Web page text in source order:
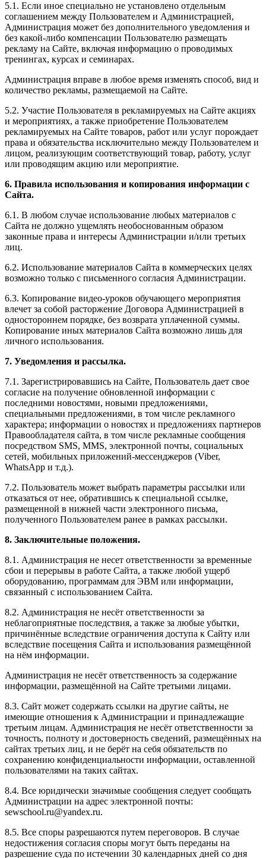
5.1. Если иное специально не установлено отдельным
соглашением между Пользователем и Администрацией,
Администрация может без дополнительного уведомления и
без какой-либо компенсации Пользователю размещать
рекламу на Сайте, включая информацию о проводимых
тренингах, курсах и семинарах.
Администрация вправе в любое время изменять способ, вид и
количество рекламы, размещаемой на Сайте.
5.2. Участие Пользователя в рекламируемых на Сайте акциях
и мероприятиях, а также приобретение Пользователем
рекламируемых на Сайте товаров, работ или услуг порождает
права и обязательства исключительно между Пользователем и
лицом, реализующим соответствующий товар, работу, услуг
или проводящим акцию или мероприятие.
6. Правила использования и копирования информации с
Сайта.
6.1. В любом случае использование любых материалов с
Сайта не должно ущемлять необоснованным образом
законные права и интересы Администрации и/или третьих
лиц.
6.2. Использование материалов Сайта в коммерческих целях
возможно только с письменного согласия Администрации.
6.3. Копирование видео-уроков обучающего мероприятия
влечет за собой расторжение Договора Администрацией в
одностороннем порядке, без возврата уплаченной суммы.
Копирование иных материалов Сайта возможно лишь для
личного использования.
7. Уведомления и рассылка.
7.1. Зарегистрировавшись на Сайте, Пользователь дает свое
согласие на получение обновленной информации с
последними новостями, новыми предложениями,
специальными предложениями, в том числе рекламного
характера; информации о новостях и предложениях партнеров
Правообладателя сайта, в том числе рекламные сообщения
посредством SMS, MMS, электронной почты, социальных
сетей, мобильных приложений-мессенджеров (Viber,
WhatsApp и т.д.).
7.2. Пользователь может выбрать параметры рассылки или
отказаться от нее, обратившись к специальной ссылке,
размещенной в нижней части электронного письма,
полученного Пользователем ранее в рамках рассылки.
8. Заключительные положения.
8.1. Администрация не несет ответственности за временные
сбои и перерывы в работе Сайта, а также любой ущерб
оборудованию, программам для ЭВМ или информации,
связанный с использованием Сайта.
8.2. Администрация не несёт ответственности за
неблагоприятные последствия, а также за любые убытки,
причинённые вследствие ограничения доступа к Сайту или
вследствие посещения Сайта и использования размещённой
на нём информации.
Администрация не несёт ответственность за содержание
информации, размещённой на Сайте третьими лицами.
8.3. Сайт может содержать ссылки на другие сайты, не
имеющие отношения к Администрации и принадлежащие
третьим лицам. Администрация не несёт ответственности за
точность, полноту и достоверность сведений, размещённых на
сайтах третьих лиц, и не берёт на себя обязательств по
сохранению конфиденциальности информации, оставленной
пользователями на таких сайтах.
8.4. Все юридически значимые сообщения следует сообщать
Администрации на адрес электронной почты:
sewschool.ru@yandex.ru.
8.5. Все споры разрешаются путем переговоров. В случае
недостижения согласия споры могут быть переданы на
разрешение суда по истечении 30 календарных дней со дня